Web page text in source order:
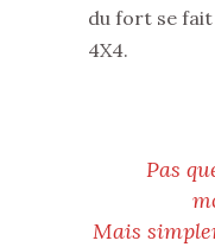
du fort se fait
4X4.
Pas
Mais